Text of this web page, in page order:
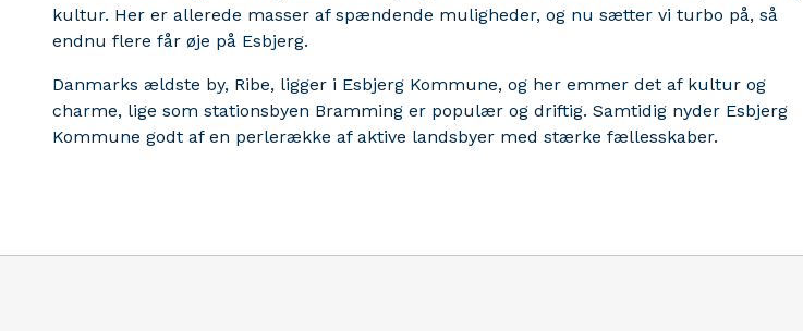
kultur. Her er allerede masser af spændende muligheder, og nu sætter vi turbo på, så
endnu flere får øje på Esbjerg.
Danmarks ældste by, Ribe, ligger i Esbjerg Kommune, og her emmer det af kultur og
charme, lige som stationsbyen Bramming er populær og driftig. Samtidig nyder Esbjerg
Kommune godt af en perlerække af aktive landsbyer med stærke fællesskaber.